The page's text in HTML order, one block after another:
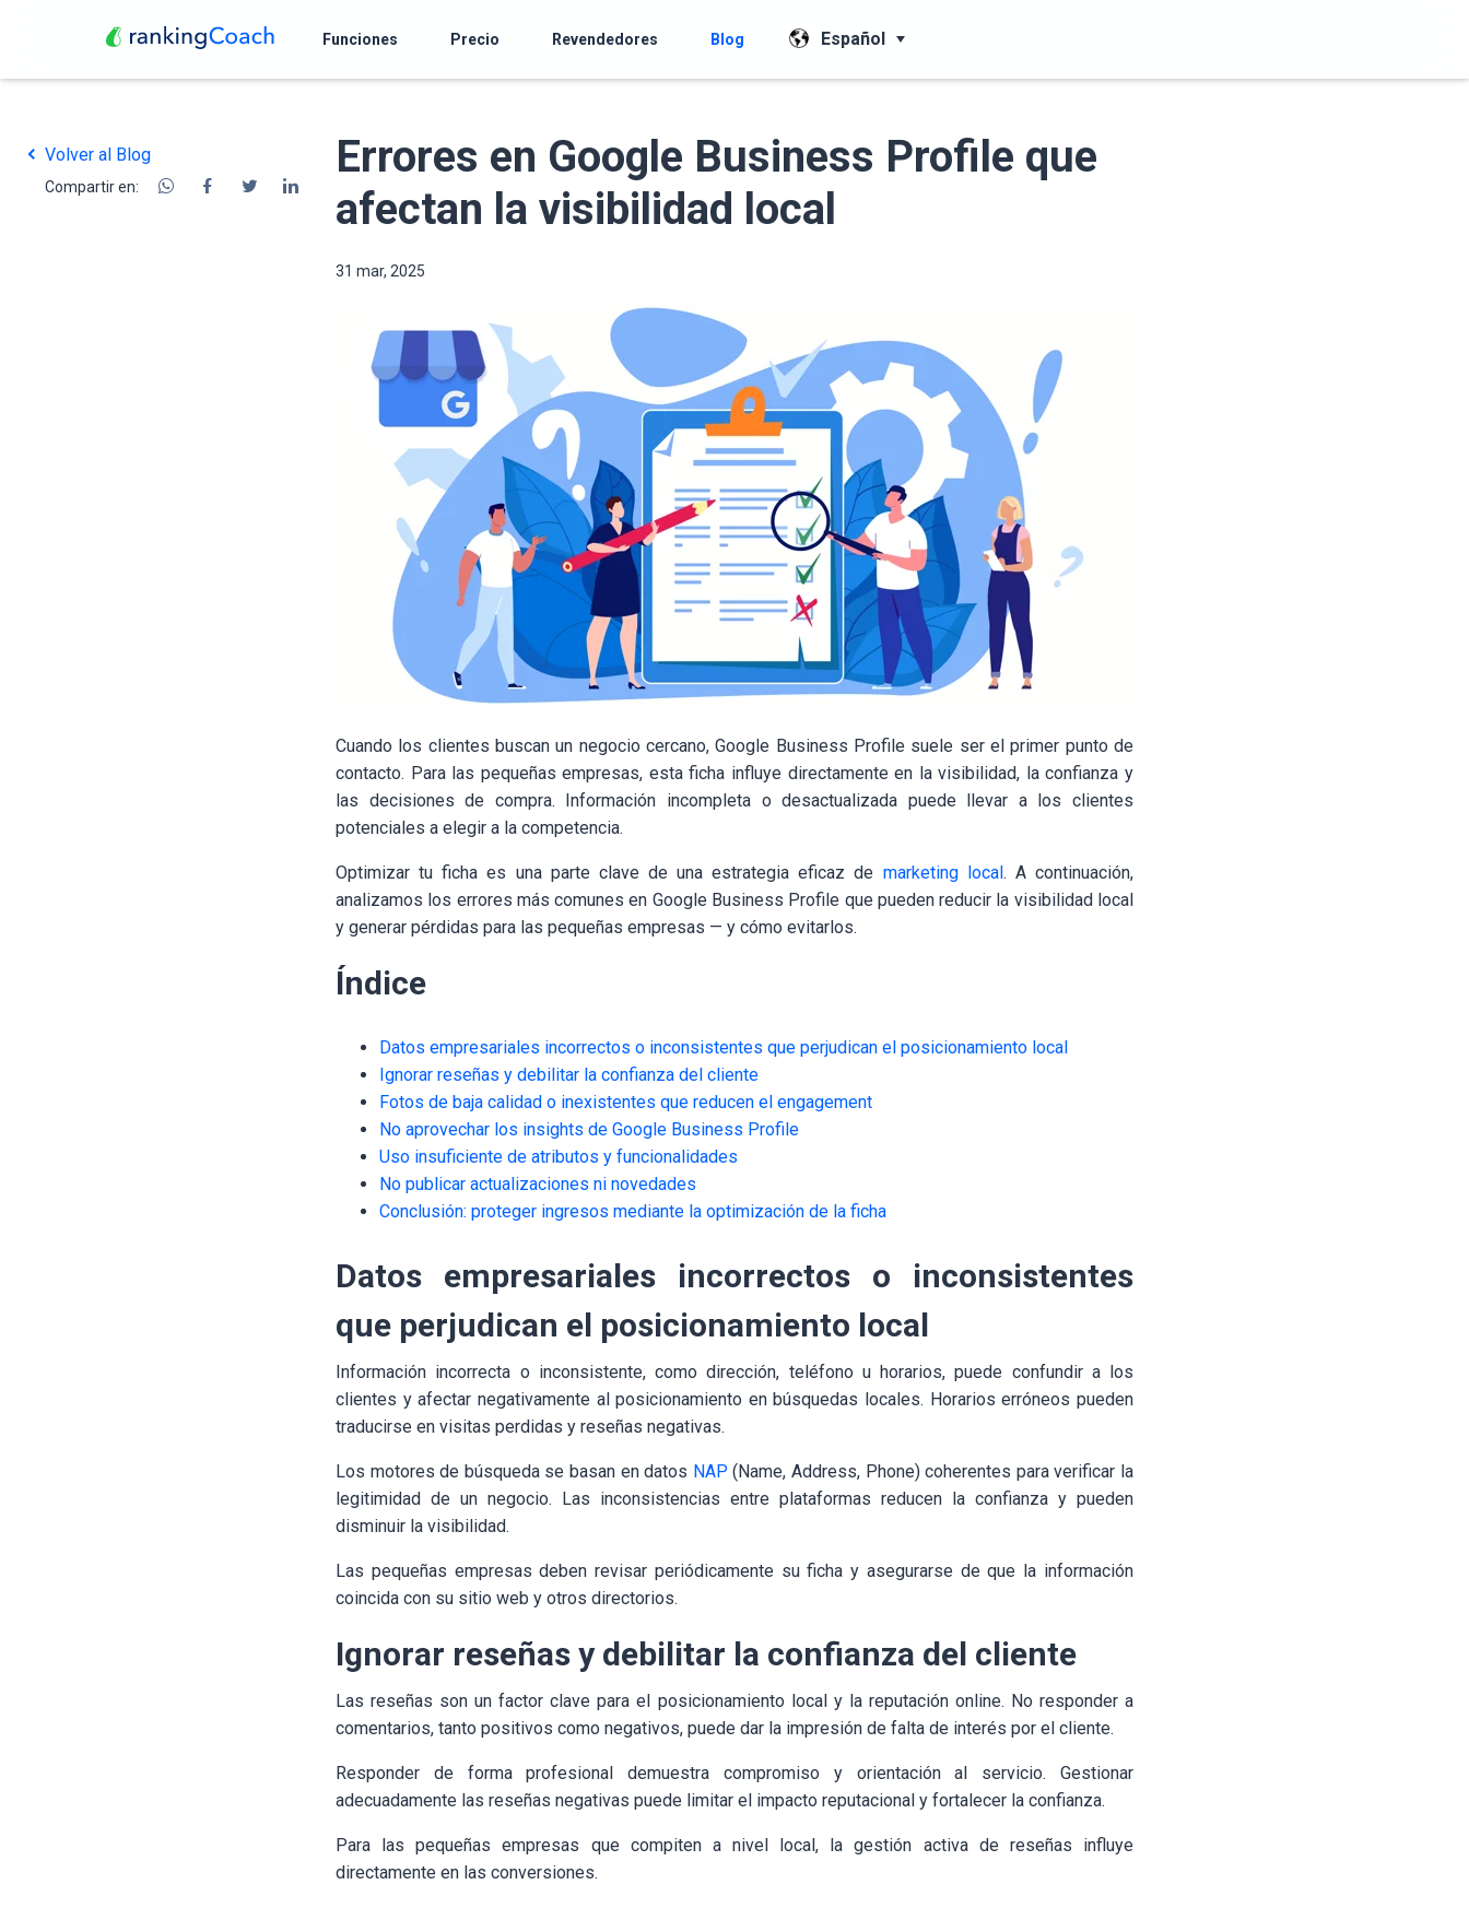
Funciones Precio Revendedores Blog Español
Volver al Blog
Compartir en:
Errores en Google Business Profile que
afectan la visibilidad local
31 mar, 2025
Cuando los clientes buscan un negocio cercano, Google Business Profile suele ser el primer punto de
contacto. Para las pequeñas empresas, esta ficha influye directamente en la visibilidad, la confianza y
las decisiones de compra. Información incompleta o desactualizada puede llevar a los clientes
potenciales a elegir a la competencia.
Optimizar tu ficha es una parte clave de una estrategia eficaz de marketing local. A continuación,
analizamos los errores más comunes en Google Business Profile que pueden reducir la visibilidad local
y generar pérdidas para las pequeñas empresas — y cómo evitarlos.
Índice
Datos empresariales incorrectos o inconsistentes que perjudican el posicionamiento local
Ignorar reseñas y debilitar la confianza del cliente
Fotos de baja calidad o inexistentes que reducen el engagement
No aprovechar los insights de Google Business Profile
Uso insuficiente de atributos y funcionalidades
No publicar actualizaciones ni novedades
Conclusión: proteger ingresos mediante la optimización de la ficha
Datos empresariales incorrectos o inconsistentes
que perjudican el posicionamiento local
Información incorrecta o inconsistente, como dirección, teléfono u horarios, puede confundir a los
clientes y afectar negativamente al posicionamiento en búsquedas locales. Horarios erróneos pueden
traducirse en visitas perdidas y reseñas negativas.
Los motores de búsqueda se basan en datos NAP (Name, Address, Phone) coherentes para verificar la
legitimidad de un negocio. Las inconsistencias entre plataformas reducen la confianza y pueden
disminuir la visibilidad.
Las pequeñas empresas deben revisar periódicamente su ficha y asegurarse de que la información
coincida con su sitio web y otros directorios.
Ignorar reseñas y debilitar la confianza del cliente
Las reseñas son un factor clave para el posicionamiento local y la reputación online. No responder a
comentarios, tanto positivos como negativos, puede dar la impresión de falta de interés por el cliente.
Responder de forma profesional demuestra compromiso y orientación al servicio. Gestionar
adecuadamente las reseñas negativas puede limitar el impacto reputacional y fortalecer la confianza.
Para las pequeñas empresas que compiten a nivel local, la gestión activa de reseñas influye
directamente en las conversiones.